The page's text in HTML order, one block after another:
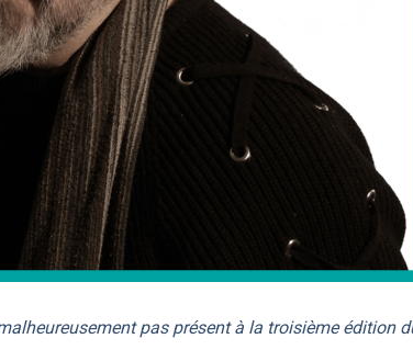
pas présent à la troisième édition